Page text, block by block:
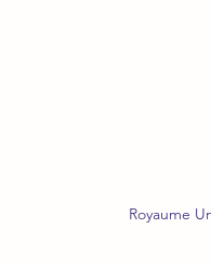
Royaume